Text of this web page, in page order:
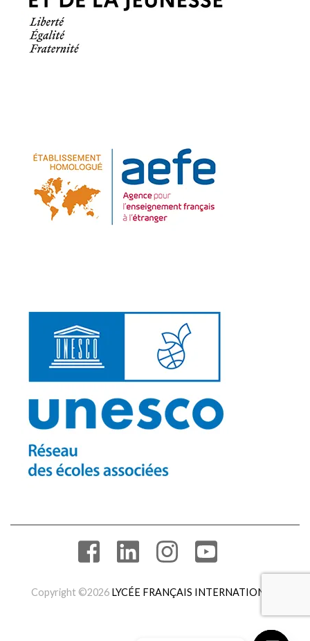
Copyright ©2026 LYCÉE FRANÇAIS INTERNATIONAL